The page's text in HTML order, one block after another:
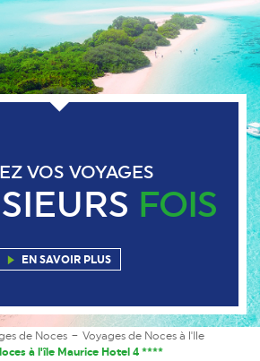
VOS VOYAGES
FOIS
EN SAVOIR PLUS
de Noces
Voyages de Noces à l'Ile
à l'île Maurice Hotel 4 ****